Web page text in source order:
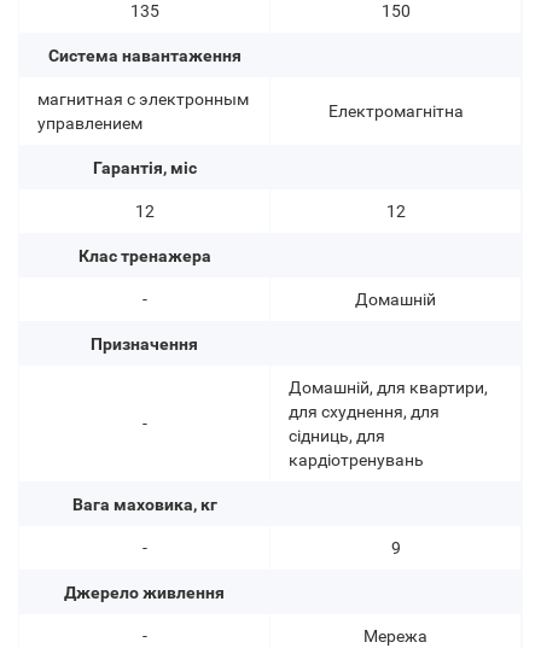
135
Система навантаження
магнитная с электронным
управлением
Гарантія, міс
12
Клас тренажера
-
Призначення
-
Вага маховика, кг
-
Джерело живлення
-
150
Електромагнітна
12
Домашній
Домашній, для квартири,
для схуднення, для
сідниць, для
кардіотренувань
9
Мережа